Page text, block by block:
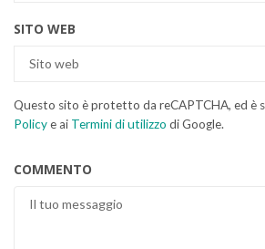
SITO WEB
Questo sito è protetto da reCAPTCHA, ed è
Policye ai Termini di utilizzo di Google.
COMMENTO